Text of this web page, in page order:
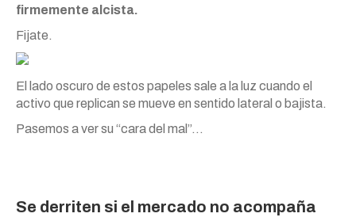
firmemente alcista.
Fijate.
El lado oscuro de estos papeles sale a la luz cuando el
activo que replican se mueve en sentido lateral o bajista.
Pasemos a ver su “cara del mal”…
Se derriten si el mercado no acompaña